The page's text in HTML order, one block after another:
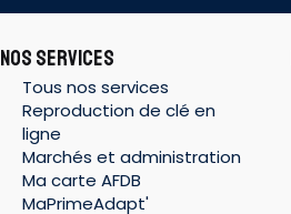
NOS SERVICES
Tous nos services
Reproduction de clé en
ligne
Marchés et administration
Ma carte AFDB
MaPrimeAdapt'